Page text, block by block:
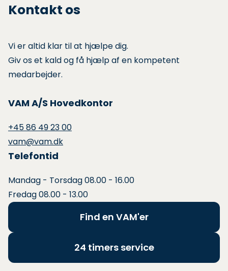
Kontakt os
Vi er altid klar til at hjælpe dig.
Giv os et kald og få hjælp af en kompetent
medarbejder.
VAM A/S Hovedkontor
+45 86 49 23 00
vam@vam.dk
Telefontid
Mandag - Torsdag 08.00 - 16.00
Fredag 08.00 - 13.00
Find en VAM'er
24 timers service